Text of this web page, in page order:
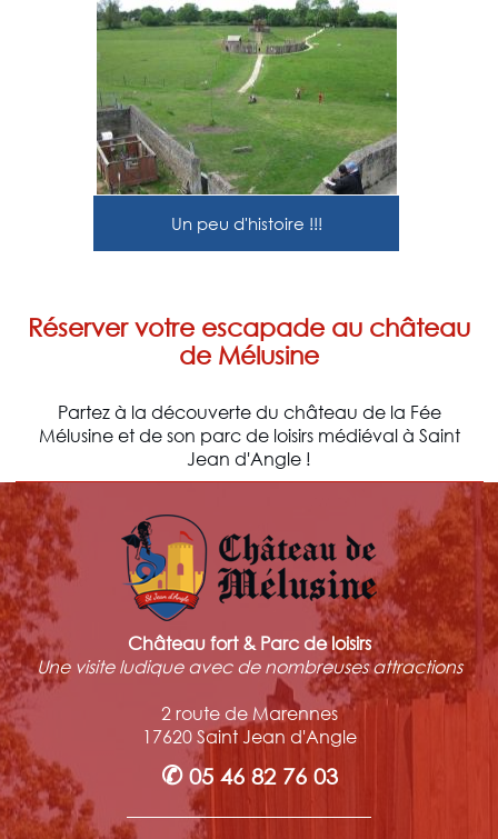
Un peu d'histoire !!!
Réserver votre escapade au château
de Mélusine
Partez à la découverte du château de la Fée
Mélusine et de son parc de loisirs médiéval à Saint
Jean d'Angle !
Château fort & Parc de loisirs
Une visite ludique avec de nombreuses attractions
2 route de Marennes
17620 Saint Jean d'Angle
✆ 05 46 82 76 03